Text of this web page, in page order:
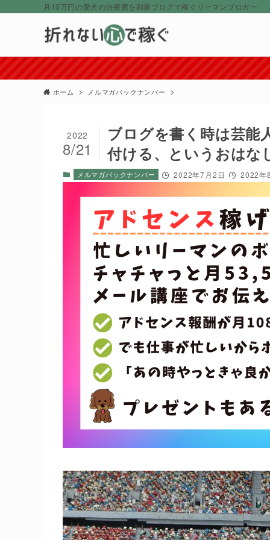
月10万円の愛犬の治療費を副業ブログで稼ぐリーマンブロガー
≪≪アドセ
ホーム メルマガバックナンバー
ブログを書く時は芸能
付ける、というおはな
2022
8/21
メルマガバックナンバー 2022年7月2日 2022年